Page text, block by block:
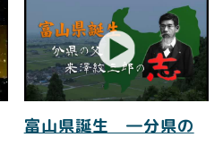
富山県誕生 ―分県の